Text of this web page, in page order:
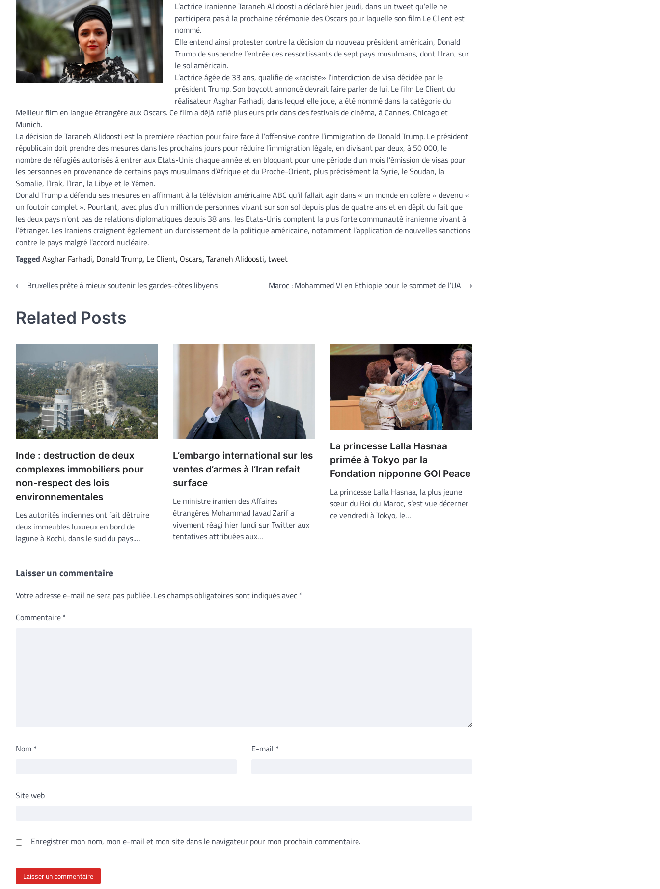
L’actrice iranienne Taraneh Alidoosti a déclaré hier jeudi, dans un tweet qu’elle ne
participera pas à la prochaine cérémonie des Oscars pour laquelle son film Le Client est
nommé.
Elle entend ainsi protester contre la décision du nouveau président américain, Donald
Trump de suspendre l’entrée des ressortissants de sept pays musulmans, dont l‘Iran, sur
le sol américain.
L’actrice âgée de 33 ans, qualifie de «raciste» l’interdiction de visa décidée par le
président Trump. Son boycott annoncé devrait faire parler de lui. Le film Le Client du
réalisateur Asghar Farhadi, dans lequel elle joue, a été nommé dans la catégorie du
Meilleur film en langue étrangère aux Oscars. Ce film a déjà raflé plusieurs prix dans des festivals de cinéma, à Cannes, Chicago et
Munich.
La décision de Taraneh Alidoosti est la première réaction pour faire face à l’offensive contre l’immigration de Donald Trump. Le président
républicain doit prendre des mesures dans les prochains jours pour réduire l’immigration légale, en divisant par deux, à 50 000, le
nombre de réfugiés autorisés à entrer aux Etats-Unis chaque année et en bloquant pour une période d’un mois l’émission de visas pour
les personnes en provenance de certains pays musulmans d’Afrique et du Proche-Orient, plus précisément la Syrie, le Soudan, la
Somalie, l’Irak, l’Iran, la Libye et le Yémen.
Donald Trump a défendu ses mesures en affirmant à la télévision américaine ABC qu’il fallait agir dans « un monde en colère » devenu «
un foutoir complet ». Pourtant, avec plus d’un million de personnes vivant sur son sol depuis plus de quatre ans et en dépit du fait que
les deux pays n’ont pas de relations diplomatiques depuis 38 ans, les Etats-Unis comptent la plus forte communauté iranienne vivant à
l’étranger. Les Iraniens craignent également un durcissement de la politique américaine, notamment l’application de nouvelles sanctions
contre le pays malgré l’accord nucléaire.
Tagged Asghar Farhadi, Donald Trump, Le Client, Oscars,Taraneh Alidoosti,tweet
Navigation
l’article
⟵Bruxelles prête à mieux soutenir les gardes-côtes libyens Maroc : Mohammed VI en Ethiopie pour le sommet de l’UA⟶
Related Posts
Inde : destruction de deux
complexes immobiliers pour
non-respect des lois
environnementales
Les autorités indiennes ont fait détruire
deux immeubles luxueux en bord de
lagune à Kochi, dans le sud du pays.…
L’embargo international sur les
ventes d’armes à l’Iran refait
surface
Le ministre iranien des Affaires
étrangères Mohammad Javad Zarif a
vivement réagi hier lundi sur Twitter aux
tentatives attribuées aux…
La princesse Lalla Hasnaa
primée à Tokyo par la
Fondation nipponne GOI Peace
La princesse Lalla Hasnaa, la plus jeune
sœur du Roi du Maroc, s’est vue décerner
ce vendredi à Tokyo, le…
Laisser un commentaire
Votre adresse e-mail ne sera pas publiée. Les champs obligatoires sont indiqués avec *
Commentaire *
Nom * E-mail *
Site web
Enregistrer mon nom, mon e-mail et mon site dans le navigateur pour mon prochain commentaire.